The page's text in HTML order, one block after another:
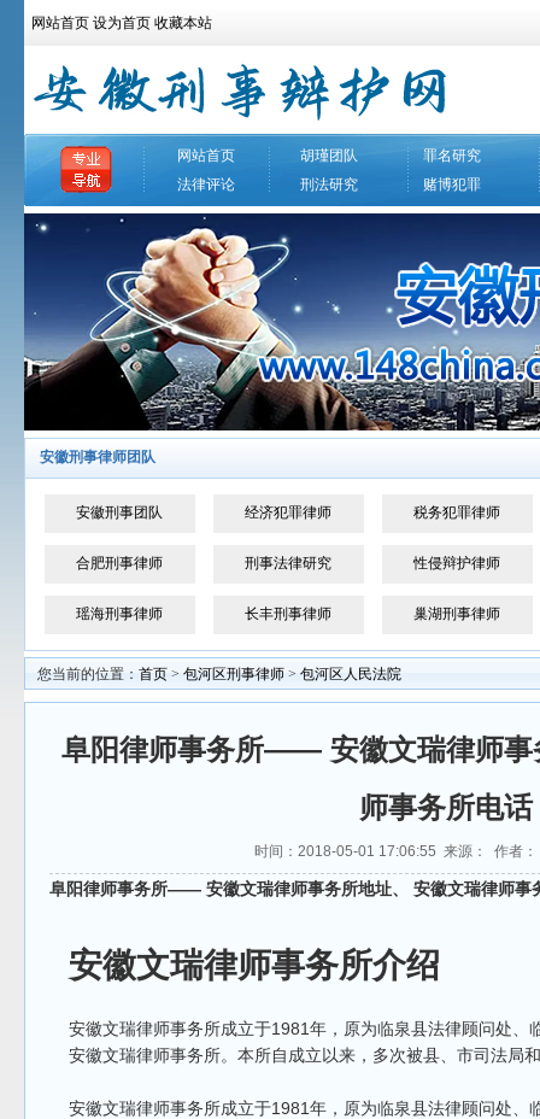
网站首页 设为首页 收藏本站
网站首页 胡瑾团队
罪名研究
法律评论
刑法研究 赌博犯罪
安徽刑事律师团队
安徽刑事团队 经济犯罪律师 税务犯罪律师
合肥刑事律师 刑事法律研究 性侵辩护律师
瑶海刑事律师 长丰刑事律师 巢湖刑事律师
您当前的位置： 首页 > 包河区刑事律师 > 包河区人民法院
阜阳律师事务所—— 安徽文瑞律师事
师事务所电话
时间：2018-05-01 17:06:55 来源： 作者
阜阳律师事务所—— 安徽文瑞律师事务所地址、 安徽文瑞律师事
安徽文瑞律师事务所介绍
安徽文瑞律师事务所成立于1981年，原为临泉县法律顾问处、
安徽文瑞律师事务所。本所自成立以来，多次被县、市司法局
安徽文瑞律师事务所成立于1981年，原为临泉县法律顾问处、